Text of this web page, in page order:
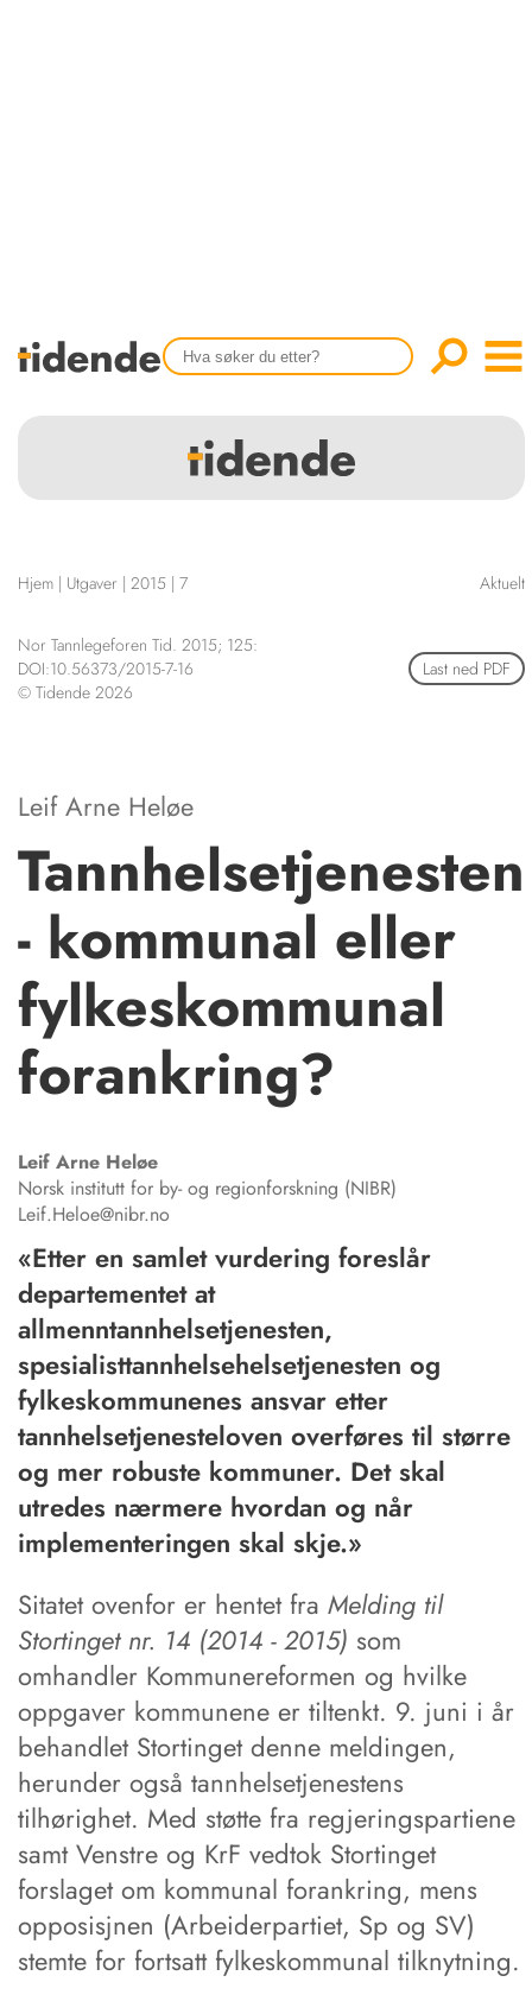
Tidligere utgaver
HENVISNINGER
KURSKALENDER
STILLINGER
KJØP & SALG
KONTAKT
Scientific articles
Publication and media plan
Hjem | Utgaver | 2015 | 7 Aktuelt
Nor Tannlegeforen Tid. 2015; 125:
DOI:10.56373/2015-7-16
© Tidende 2026
Last ned PDF
Leif Arne Heløe
Tannhelsetjenesten
- kommunal eller
fylkeskommunal
forankring?
Leif Arne Heløe
Norsk institutt for by- og regionforskning (NIBR)
Leif.Heloe@nibr.no
«Etter en samlet vurdering foreslår
departementet at
allmenntannhelsetjenesten,
spesialisttannhelsehelsetjenesten og
fylkeskommunenes ansvar etter
tannhelsetjenesteloven overføres til større
og mer robuste kommuner. Det skal
utredes nærmere hvordan og når
implementeringen skal skje.»
Sitatet ovenfor er hentet fra Melding til
Stortinget nr. 14 (2014 - 2015) som
omhandler Kommunereformen og hvilke
oppgaver kommunene er tiltenkt. 9. juni i år
behandlet Stortinget denne meldingen,
herunder også tannhelsetjenestens
tilhørighet. Med støtte fra regjeringspartiene
samt Venstre og KrF vedtok Stortinget
forslaget om kommunal forankring, mens
opposisjnen (Arbeiderpartiet, Sp og SV)
stemte for fortsatt fylkeskommunal tilknytning.